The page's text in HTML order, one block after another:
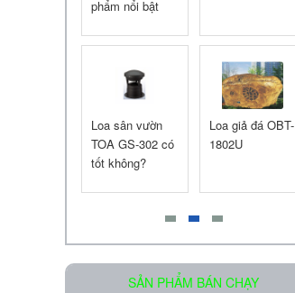
phẩm nổi bật
Loa sân vườn
TOA GS-302 có
tốt không?
Loa giả đá OBT-
1802U
SẢN PHẨM BÁN CHẠY
Loa âm trần OBT-605
Liên hệ
Loa Treo Tường Kasen 206 GT
Liên hệ